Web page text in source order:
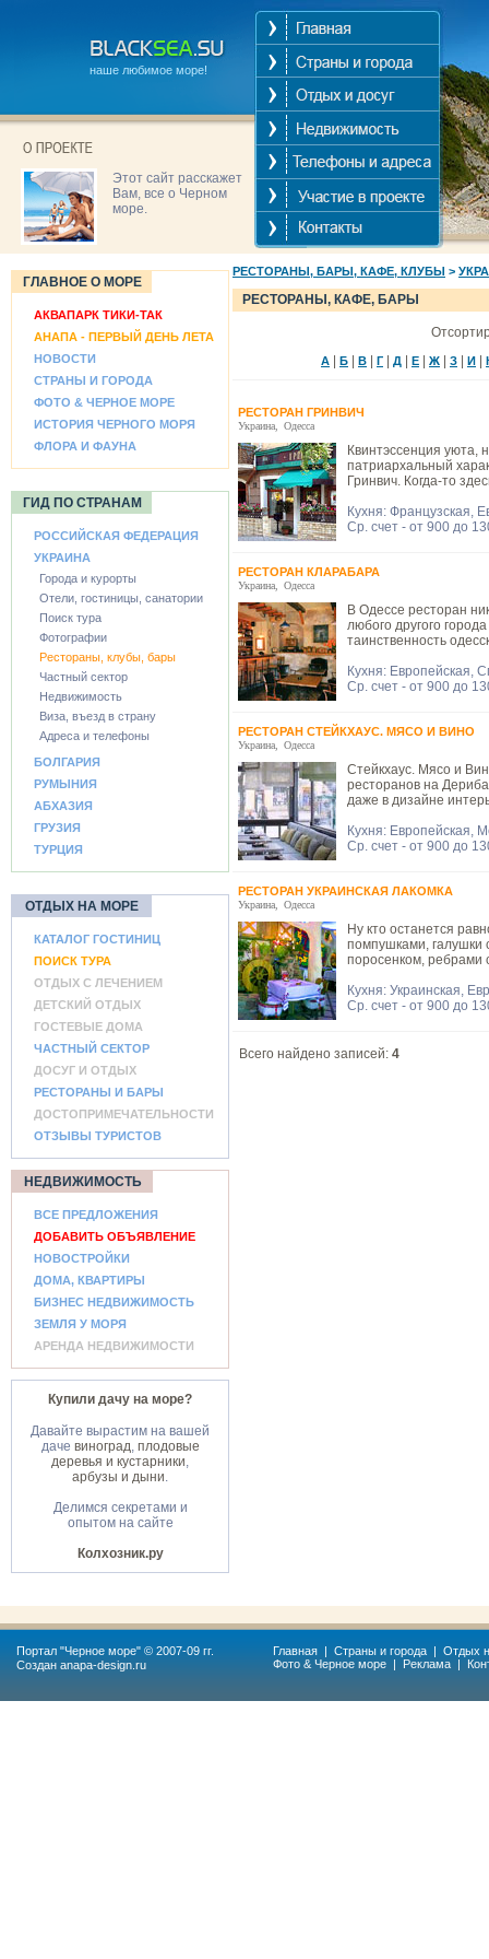
наше любимое море!
Этот сайт расскажет
Вам, все о Черном
море.
ГЛАВНОЕ О МОРЕ
АКВАПАРК ТИКИ-ТАК
АНАПА - ПЕРВЫЙ ДЕНЬ ЛЕТА
НОВОСТИ
СТРАНЫ И ГОРОДА
ФОТО & ЧЕРНОЕ МОРЕ
ИСТОРИЯ ЧЕРНОГО МОРЯ
ФЛОРА И ФАУНА
ГИД ПО СТРАНАМ
РОССИЙСКАЯ ФЕДЕРАЦИЯ
УКРАИНА
Города и курорты
Отели, гостиницы, санатории
Поиск тура
Фотографии
Рестораны, клубы, бары
Частный сектор
Недвижимость
Виза, въезд в страну
Адреса и телефоны
БОЛГАРИЯ
РУМЫНИЯ
АБХАЗИЯ
ГРУЗИЯ
ТУРЦИЯ
ОТДЫХ НА МОРЕ
КАТАЛОГ ГОСТИНИЦ
ПОИСК ТУРА
ОТДЫХ С ЛЕЧЕНИЕМ
ДЕТСКИЙ ОТДЫХ
ГОСТЕВЫЕ ДОМА
ЧАСТНЫЙ СЕКТОР
ДОСУГ И ОТДЫХ
РЕСТОРАНЫ И БАРЫ
ДОСТОПРИМЕЧАТЕЛЬНОСТИ
ОТЗЫВЫ ТУРИСТОВ
НЕДВИЖИМОСТЬ
ВСЕ ПРЕДЛОЖЕНИЯ
ДОБАВИТЬ ОБЪЯВЛЕНИЕ
НОВОСТРОЙКИ
ДОМА, КВАРТИРЫ
БИЗНЕС НЕДВИЖИМОСТЬ
ЗЕМЛЯ У МОРЯ
АРЕНДА НЕДВИЖИМОСТИ
Купили дачу на море?
Давайте вырастим на вашей
даче виноград, плодовые
деревья и кустарники,
арбузы и дыни.
Делимся секретами и
опытом на сайте
Колхозник.ру
РЕСТОРАНЫ, БАРЫ, КАФЕ, КЛУБЫ >
РЕСТОРАНЫ, КАФЕ, БАРЫ
А Б В Г Д Е Ж З И
РЕСТОРАН ГРИНВИЧ
Украина Одесса
Квинтэссенция уюта,
патриархальный
Гринвич. Когда-то
Кухня: Французская,
Ср. счет - от 900 до
РЕСТОРАН КЛАРАБАРА
Украина Одесса
В Одессе ресторан
любого другого
таинственность
Кухня: Европейская,
Ср. счет - от 900 до
РЕСТОРАН СТЕЙКХАУС. МЯСО И ВИНО
Украина Одесса
Стейкхаус. Мясо и
ресторанов на
даже в дизайне
Кухня: Европейская,
Ср. счет - от 900 до
РЕСТОРАН УКРАИНСКАЯ ЛАКОМКА
Украина Одесса
Ну кто останется
помпушками, галушки
поросенком, ребрами
Кухня: Украинская,
Ср. счет - от 900 до
Всего найдено записей: 4
Портал "Черное море" © 2007-09 гг.
Создан anapa-design.ru
Главная | Страны и города | Отдых
Фото & Черное море | Реклама |